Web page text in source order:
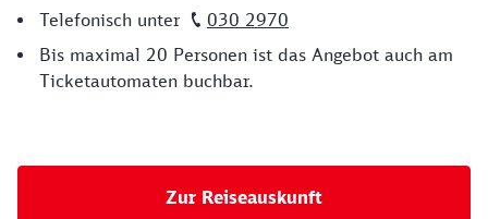
Telefonisch unter
030 2970
Bis maximal 20 Personen ist das Angebot auch am
Ticketautomaten buchbar.
Zur Reiseauskunft